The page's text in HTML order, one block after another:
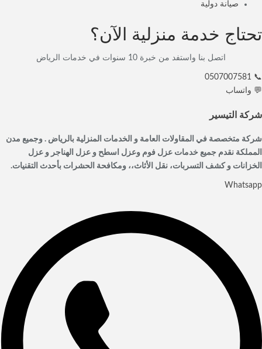
صيانة دولية
تحتاج خدمة منزلية الآن؟
اتصل بنا واستفد من خبرة 10 سنوات في خدمات الرياض
📞 0507007581
💬 واتساب
شركة التيسير
شركة متخصصة في المقاولات العامة و الخدمات المنزلية بالرياض . وجميع مدن
المملكة نقدم جميع خدمات عزل فوم وعزل اسطح و عزل الهناجر و عزل
الخزانات و كشف التسربات، نقل الأثاث،، ومكافحة الحشرات بأحدث التقنيات.
Whatsapp